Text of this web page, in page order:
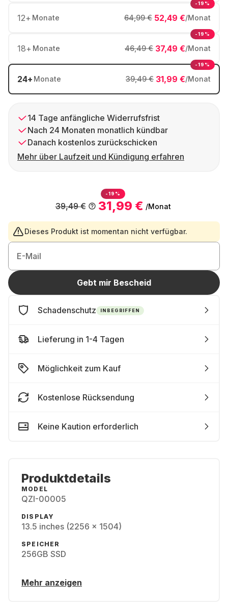
12+ Monate 52,49 €/Monat
64,99 €
-19%
18+ Monate 37,49 €/Monat
46,49 €
-19%
24+ Monate 31,99 €/Monat
39,49 €
-19%
14 Tage anfängliche Widerrufsfrist
Nach 24 Monaten monatlich kündbar
Danach kostenlos zurückschicken
Mehr über Laufzeit und Kündigung erfahren
-19%
31,99 € /Monat
39,49 €
Dieses Produkt ist momentan nicht verfügbar.
E-Mail
Gebt mir Bescheid
Schadenschutz INBEGRIFFEN
Lieferung in 1-4 Tagen
Möglichkeit zum Kauf
Kostenlose Rücksendung
Keine Kaution erforderlich
Produktdetails
MODEL
QZI-00005
DISPLAY
13.5 inches (2256 x 1504)
SPEICHER
256GB SSD
Mehr anzeigen